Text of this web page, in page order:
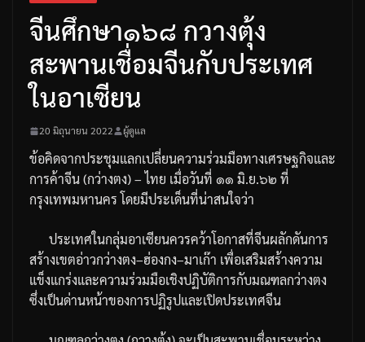
จีนศึกษา๑๖๘ กวางตุ้ง
สะพานเชื่อมจีนกับประเทศ
ในอาเซียน
20 มิถุนายน 2022 ผู้ดูแล
ข้อคิดจากประชุมแลกเปลี่ยนความร่วมมือทางเศรษฐกิจและ
การค้าจีน(กว่างตง) –ไทย เมื่อวันที่ ๑๑ มิ.ย.๖๒ ที่
กรุงเทพมหานคร โดยมีประเด็นที่น่าสนใจว่า
ประเทศในกลุ่มอาเซียนควรคว้าโอกาสที่จีนผลักดันการ
สร้างเขตอ่าวกว่างตง–ฮ่องกง–มาเก๊า เพื่อเสริมสร้างความ
แข็งแกร่งและความร่วมมือเชิงปฏิบัติการกับมณฑลกว่างตง
ซึ่งเป็นด่านหน้าของการปฏิรูปและเปิดประเทศจีน